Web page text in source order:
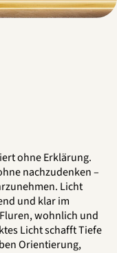
ohne Erklärung.
nachzudenken –
Licht
und klar im
wohnlich und
Licht schafft Tiefe
Orientierung,